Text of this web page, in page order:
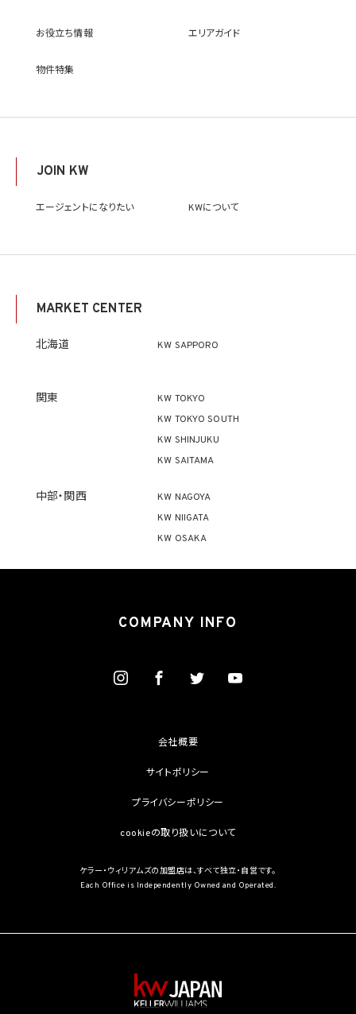
(11) 株主管理、会社法その他法令上の手続対応のため（株主、新株予約権者等の個人情
(12) 当社のサービスを通じて実施された不動産に関する取引の実績について、個人を識
別できない形式に加工した統計データを作成するため
2.2 第2.1項第7号に基づいて個人情報の提供を受けた第三者は、当社サービスに関連す
報の主体である個人（以下「本人」といいます。）が、これらの利用目的で個人情報を利用
することについて同意を撤回し又は異議を述べた場合には、当社はただちにその旨を当
ず、利用目的の達成に必要な範囲を超えて個人情報を取り扱いません。但し、次の場合は
(1) 法令に基づく場合
(2) 人の生命、身体又は財産の保護のために必要がある場合であって、本人の同意を得
て、本人の同意を得ることが困難であるとき
行することに対して協力する必要がある場合であって、本人の同意を得ることにより当該
事務の遂行に支障を及ぼすおそれがあるとき
個人データを学術研究目的で取り扱う必要があるとき（当該個人データを取り扱う目的
ある場合を除きます。）。
4.2 当社は、違法又は不当な行為を助長し、又は誘発するおそれがある方法により個人
5. 個人情報の適正な取得
情報保護法第2条第3項に定義されるものを意味します。）を取得しません。
を学術研究目的で取得する必要があるとき（当該要配慮個人情報を取得する目的の一
部が学術研究目的である場合を含み、個人の権利利益を不当に侵害するおそれがある
保護法第57条第1項各号に掲げる者その他個人情報保護委員会規則で定める者により
(4) 本人を目視し、又は撮影することにより、その外形上明らかな要配慮個人情報を取得
(5) 第三者から要配慮個人情報の提供を受ける場合であって、当該第三者による当該提
5.3 当社は、第三者から個人情報の提供を受けるに際しては、個人情報保護委員会規則
該個人情報の提供が第4.1項各号のいずれかに該当する場合又は第8.1項各号のいずれ
かに該当する場合を除きます。
管理が図られるよう、当社の従業員に対し、必要かつ適切な監督を行います。また、当社
は、個人情報の取扱いの全部又は一部を委託する場合は、委託先において個人情報の安
お役立ち情報 エリアガイド
物件特集
JOIN KW
エージェントになりたい KWについて
MARKET CENTER
北海道 KW SAPPORO
関東
KW TOKYO
KW TOKYO SOUTH
KW SHINJUKU
KW SAITAMA
中部・関西
KW NAGOYA
KW NIIGATA
KW OSAKA
COMPANY INFO
会社概要
サイトポリシー
プライバシーポリシー
cookieの取り扱いについて
ケラー・ウィリアムズの加盟店は、すべて独立・自営です。
Each Office is Independently Owned and Operated.